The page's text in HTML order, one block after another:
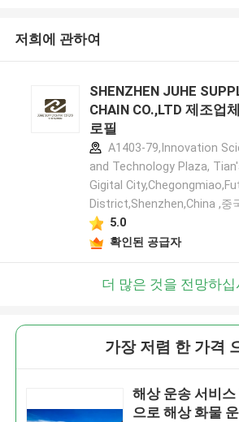
저희에 관하여
SHENZHEN JUHE
CHAIN CO.,LTD 제조업
로필
A1403-79,Innovation
and Technology Plaza,
Gigital
District,Shenzhen,China ,중
5.0
확인된 공급자
더 많은 것을 전망하십
가장 저렴 한 가격
해상 운송 서비
으로 해상 화물